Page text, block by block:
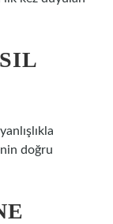
doğru